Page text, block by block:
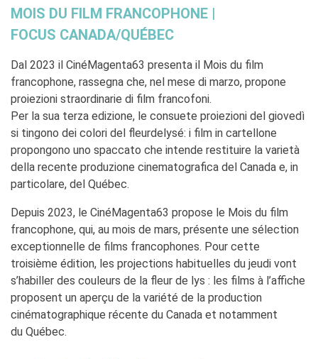
Coopération universitaire
Séjours linguistiques en
France
Étudier en France
PARTENARIATS
Louer nos espaces
Le cercle des amis
QUI SOMMES-NOUS ?
Contatti
L'Institut français Italia
Notre équipe
Notre charte qualité
La Carte Institut français
Milano
Offres d'emplois/stages
Autres institutions
françaises
MOIS DU FILM FRANCOPHONE |
FOCUS CANADA/QUÉBEC
Dal 2023 il CinéMagenta63 presenta il Mois du film
francophone, rassegna che, nel mese di marzo, propone
proiezioni straordinarie di film francofoni.
Per la sua terza edizione, le consuete proiezioni del giovedì
si tingono dei colori del fleurdelysé: i film in cartellone
propongono uno spaccato che intende restituire la varietà
della recente produzione cinematografica del Canada e, in
particolare, del Québec.
Depuis 2023, le CinéMagenta63 propose le Mois du film
francophone, qui, au mois de mars, présente une sélection
exceptionnelle de films francophones. Pour cette
troisième édition, les projections habituelles du jeudi vont
s’habiller des couleurs de la fleur de lys : les films à l’affiche
proposent un aperçu de la variété de la production
cinématographique récente du Canada et notamment
du Québec.